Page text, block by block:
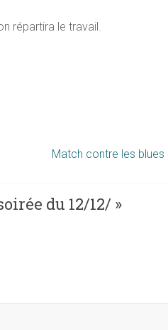
répartira le travail.
Match contre les blues
du 12/12/ »